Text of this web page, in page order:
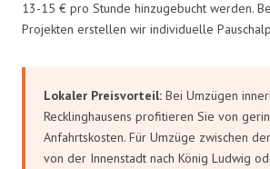
13-15 € pro Stunde hinzugebucht werden.
Projekten erstellen wir individuelle
Lokaler Preisvorteil: Bei Umzügen
Recklinghausens profitieren Sie von
Anfahrtskosten. Für Umzüge zwischen
von der Innenstadt nach König Ludwig